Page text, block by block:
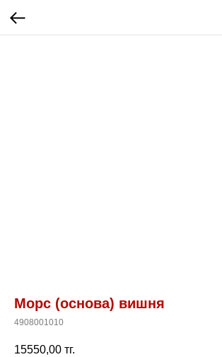
Морс (основа) вишня
4908001010
15550,00 тг.